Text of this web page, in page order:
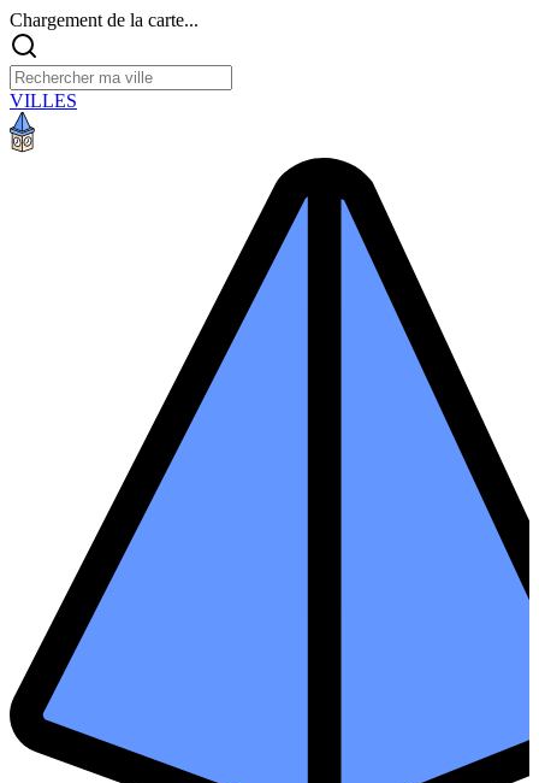
Chargement de la carte...
VILLES